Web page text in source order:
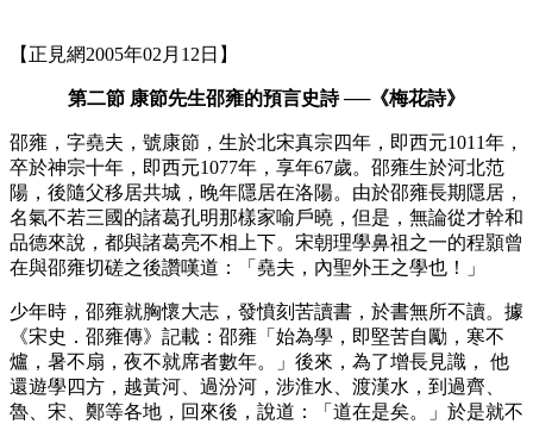
【正見網2005年02月12日】
第二節 康節先生邵雍的預言史詩 ──《梅花詩》
邵雍，字堯夫，號康節，生於北宋真宗四年，即西元1011年，
卒於神宗十年，即西元1077年，享年67歲。邵雍生於河北范
陽，後隨父移居共城，晚年隱居在洛陽。由於邵雍長期隱居，
名氣不若三國的諸葛孔明那樣家喻戶曉，但是，無論從才幹和
品德來說，都與諸葛亮不相上下。宋朝理學鼻祖之一的程顥曾
在與邵雍切磋之後讚嘆道：「堯夫，內聖外王之學也！」
少年時，邵雍就胸懷大志，發憤刻苦讀書，於書無所不讀。據
《宋史．邵雍傳》記載：邵雍「始為學，即堅苦自勵，寒不
爐，暑不扇，夜不就席者數年。」後來，為了增長見識， 他
還遊學四方，越黃河、過汾河，涉淮水、渡漢水，到過齊、
魯、宋、鄭等各地，回來後，說道：「道在是矣。」於是就不